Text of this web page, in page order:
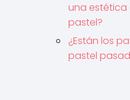
una estética
pastel?
¿Están los
pastel